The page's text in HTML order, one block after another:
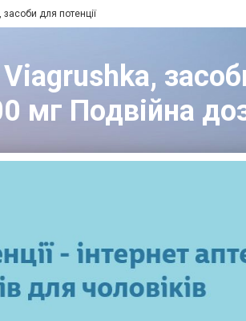
засоби для потенції
мг Подвійна